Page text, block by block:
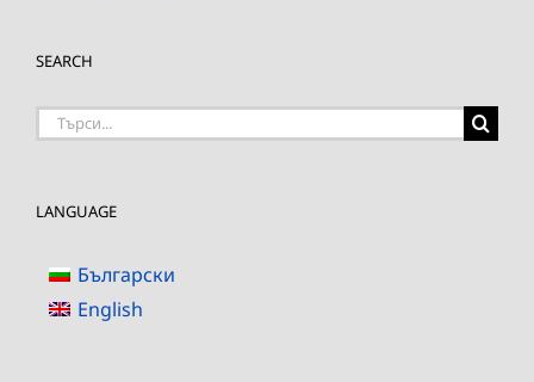
SEARCH
Търсене
LANGUAGE
Български
English